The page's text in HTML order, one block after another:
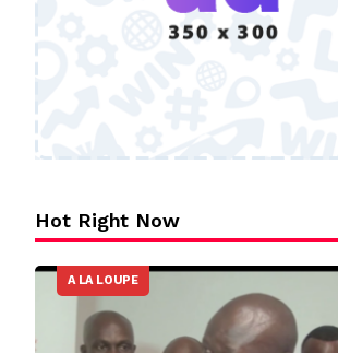
Hot Right Now
A LA LOUPE